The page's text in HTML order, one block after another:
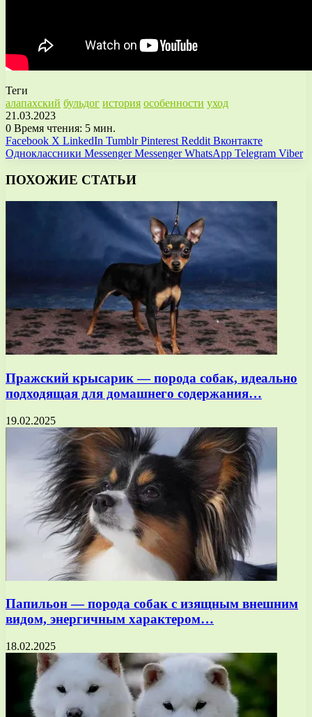
Теги
алапахский бульдог история особенности уход
21.03.2023
0 Время чтения: 5 мин.
Facebook X LinkedIn Tumblr Pinterest Reddit Вконтакте
Одноклассники Messenger Messenger WhatsApp Telegram Viber
ПОХОЖИЕ СТАТЬИ
Пражский крысарик — порода собак, идеально
подходящая для домашнего содержания…
19.02.2025
Папильон — порода собак с изящным внешним
видом, энергичным характером…
18.02.2025